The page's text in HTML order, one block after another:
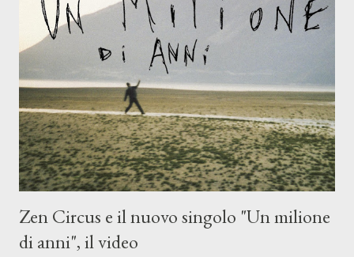
musicale, con " Che ora è" , raccontando la separazione dalla
moglie, del senso di sconfitta e del caldo afoso che opprime,
giusta condizione di sopraffazione: "Non so che ora è, che giorno
è, di questa estate che...". E' raro fare uscire come singolo una
cover, ma...
Zen Circus e il nuovo singolo "Un milione
di anni", il video